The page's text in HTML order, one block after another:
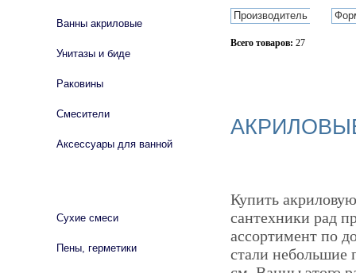
Производитель
Всего товаров: 27
Купить
сантехники рад
ассортимент по
стали небольшие
Ванны акриловые
Унитазы и биде
Раковины
Смесители
Аксессуары для ванной
Сухие смеси
Пены, герметики